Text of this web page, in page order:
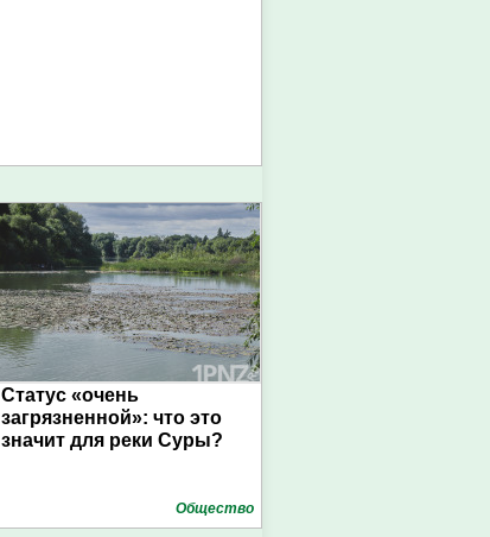
Статус «очень
загрязненной»: что это
значит для реки Суры?
Общество